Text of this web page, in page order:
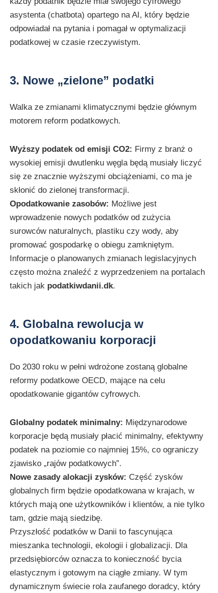
asystenta (chatbota) opartego na AI, który będzie
odpowiadał na pytania i pomagał w optymalizacji
podatkowej w czasie rzeczywistym.
3. Nowe „zielone” podatki
Walka ze zmianami klimatycznymi będzie głównym
motorem reform podatkowych.
Wyższy podatek od emisji CO2: Firmy z branż o
wysokiej emisji dwutlenku węgla będą musiały liczyć
się ze znacznie wyższymi obciążeniami, co ma je
skłonić do zielonej transformacji.
Opodatkowanie zasobów: Możliwe jest
wprowadzenie nowych podatków od zużycia
surowców naturalnych, plastiku czy wody, aby
promować gospodarkę o obiegu zamkniętym.
Informacje o planowanych zmianach legislacyjnych
często można znaleźć z wyprzedzeniem na portalach
takich jak podatkiwdanii.dk.
4. Globalna rewolucja w
opodatkowaniu korporacji
Do 2030 roku w pełni wdrożone zostaną globalne
reformy podatkowe OECD, mające na celu
opodatkowanie gigantów cyfrowych.
Globalny podatek minimalny: Międzynarodowe
korporacje będą musiały płacić minimalny, efektywny
podatek na poziomie co najmniej 15%, co ograniczy
zjawisko „rajów podatkowych”.
Nowe zasady alokacji zysków: Część zysków
globalnych firm będzie opodatkowana w krajach, w
których mają one użytkowników i klientów, a nie tylko
tam, gdzie mają siedzibę.
Przyszłość podatków w Danii to fascynująca
mieszanka technologii, ekologii i globalizacji. Dla
przedsiębiorców oznacza to konieczność bycia
elastycznym i gotowym na ciągłe zmiany. W tym
dynamicznym świecie rola zaufanego doradcy, który